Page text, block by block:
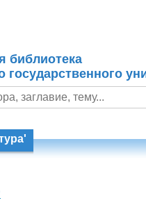
библиотека
государственного